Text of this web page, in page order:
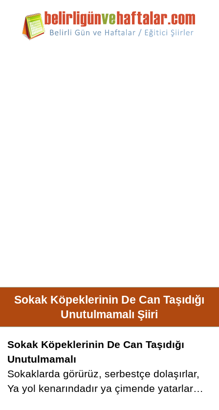
Sokak Köpeklerinin De Can Taşıdığı
Unutulmamalı Şiiri
Sokak Köpeklerinin De Can Taşıdığı
Unutulmamalı
Sokaklarda görürüz, serbestçe dolaşırlar,
Ya yol kenarındadır ya çimende yatarlar…